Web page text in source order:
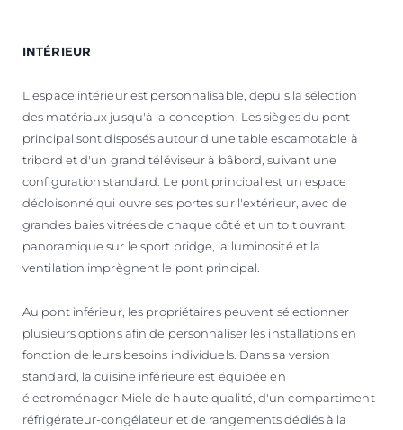
INTÉRIEUR
L'espace intérieur est personnalisable, depuis la sélection
des matériaux jusqu'à la conception. Les sièges du pont
principal sont disposés autour d'une table escamotable à
tribord et d'un grand téléviseur à bâbord, suivant une
configuration standard. Le pont principal est un espace
décloisonné qui ouvre ses portes sur l'extérieur, avec de
grandes baies vitrées de chaque côté et un toit ouvrant
panoramique sur le sport bridge, la luminosité et la
ventilation imprègnent le pont principal.
Au pont inférieur, les propriétaires peuvent sélectionner
plusieurs options afin de personnaliser les installations en
fonction de leurs besoins individuels. Dans sa version
standard, la cuisine inférieure est équipée en
électroménager Miele de haute qualité, d'un compartiment
réfrigérateur-congélateur et de rangements dédiés à la